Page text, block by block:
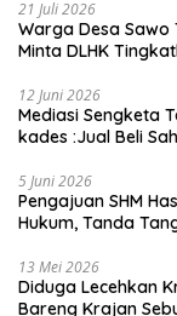
21 Juli 2026
Warga Desa Sawo
Minta DLHK
12 Juni 2026
Mediasi Sengketa
kades :Jual Beli
5 Juni 2026
Pengajuan SHM
Hukum, Tanda
13 Mei 2026
Diduga Lecehkan
Bareng Krajan